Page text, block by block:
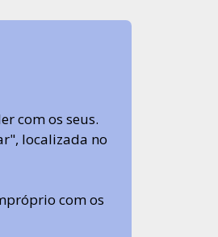
com os seus.
localizada no
com os